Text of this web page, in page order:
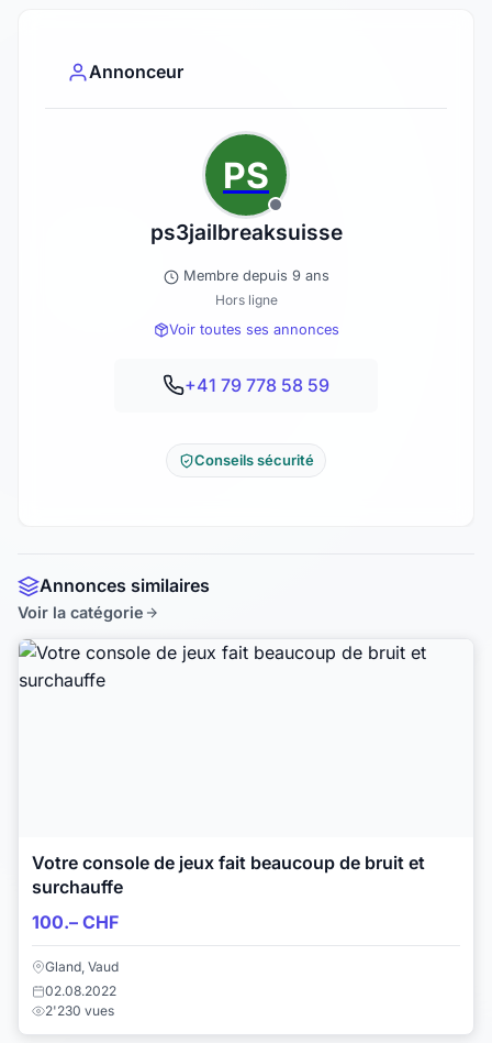
Annonceur
PS
ps3jailbreaksuisse
Membre depuis 9 ans
Hors ligne
Voir toutes ses annonces
+41 79 778 58 59
Conseils sécurité
Annonces similaires
Voir la catégorie
Votre console de jeux fait beaucoup de bruit et
surchauffe
100.– CHF
Gland, Vaud
02.08.2022
2'230 vues